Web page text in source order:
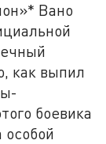
Вано
как выпил
боевика
особой